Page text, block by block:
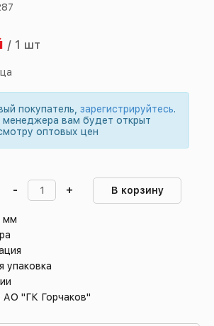
/ 1 шт
покупатель, зарегистрируйтесь.
менеджера вам будет открыт
оптовых цен
- + В корзину
мм
упаковка
АО "ГК Горчаков"